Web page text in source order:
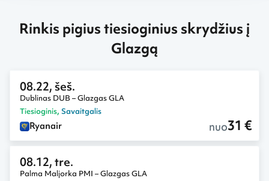
Rinkis pigius tiesioginius skrydžius į
Glazgą
08.22, šeš.
Dublinas DUB – Glazgas GLA
Tiesioginis, Savaitgalis
Ryanair nuo31 €
08.12, tre.
Palma Maljorka PMI – Glazgas GLA